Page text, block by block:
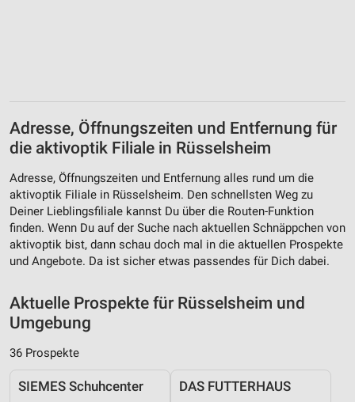
Adresse, Öffnungszeiten und Entfernung für
die aktivoptik Filiale in Rüsselsheim
Adresse, Öffnungszeiten und Entfernung alles rund um die
aktivoptik Filiale in Rüsselsheim. Den schnellsten Weg zu
Deiner Lieblingsfiliale kannst Du über die Routen-Funktion
finden. Wenn Du auf der Suche nach aktuellen Schnäppchen von
aktivoptik bist, dann schau doch mal in die aktuellen Prospekte
und Angebote. Da ist sicher etwas passendes für Dich dabei.
Aktuelle Prospekte für Rüsselsheim und
Umgebung
36 Prospekte
SIEMES Schuhcenter DAS FUTTERHAUS